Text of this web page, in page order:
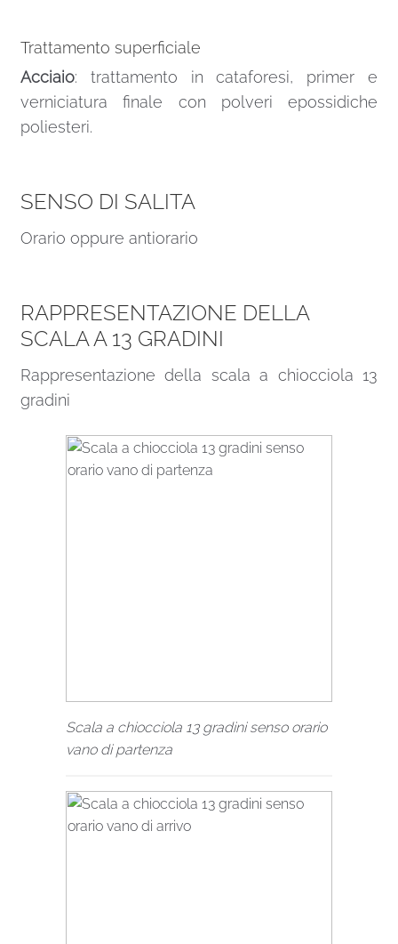
Trattamento superficiale
Acciaio: trattamento in cataforesi, primer e
verniciatura finale con polveri epossidiche
poliesteri.
SENSO DI SALITA
Orario oppure antiorario
RAPPRESENTAZIONE DELLA
SCALA A 13 GRADINI
Rappresentazione della scala a chiocciola 13
gradini
Scala a chiocciola 13 gradini senso orario
vano di partenza